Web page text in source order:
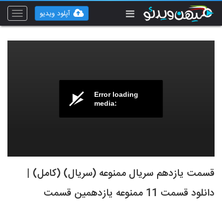
Toggle
آپلود ویدیو
Error loading
media:
قسمت یازدهم سریال ممنوعه (سریال) (کامل) |
دانلود قسمت 11 ممنوعه یازدهمین قسمت